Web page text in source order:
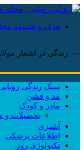
هدف و فلسفه
---- زندگی در اشعار
سبک زندگی
مد و فشن
مادر و کودک
تحصیلات و
آشپزی
اطلاعات پزشکی
تکنولوژی روز